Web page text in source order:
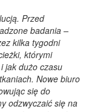
Przed
badania –
kilka tygodni
którymi
jak dużo czasu
Nowe biuro
się do
odzwyczaić się na